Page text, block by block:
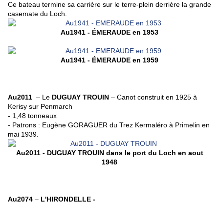
Ce bateau termine sa carrière sur le terre-plein derrière la grande
casemate du Loch.
Au1941 - ÉMERAUDE en 1953
Au1941 - ÉMERAUDE en 1959
Au2011 – Le DUGUAY TROUIN – Canot construit en 1925 à
Kerisy sur Penmarch
- 1,48 tonneaux
- Patrons : Eugène GORAGUER du Trez Kermaléro à Primelin en
mai 1939.
Au2011 - DUGUAY TROUIN dans le port du Loch en aout
1948
Au2074 – L'HIRONDELLE -